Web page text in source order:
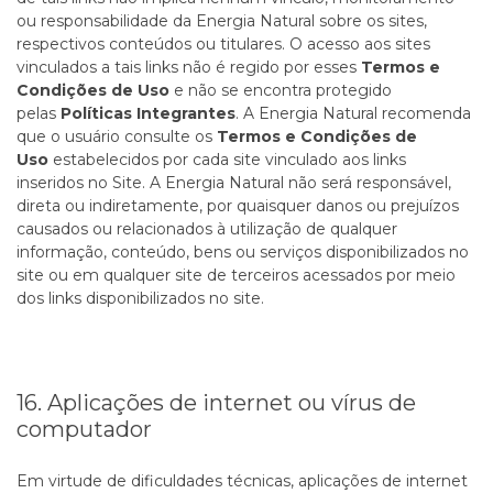
ou responsabilidade da Energia Natural sobre os sites,
respectivos conteúdos ou titulares. O acesso aos sites
vinculados a tais links não é regido por esses Termos e
Condições de Uso e não se encontra protegido
pelas Políticas Integrantes. A Energia Natural recomenda
que o usuário consulte os Termos e Condições de
Uso estabelecidos por cada site vinculado aos links
inseridos no Site. A Energia Natural não será responsável,
direta ou indiretamente, por quaisquer danos ou prejuízos
causados ou relacionados à utilização de qualquer
informação, conteúdo, bens ou serviços disponibilizados no
site ou em qualquer site de terceiros acessados por meio
dos links disponibilizados no site.
16. Aplicações de internet ou vírus de
computador
Em virtude de dificuldades técnicas, aplicações de internet